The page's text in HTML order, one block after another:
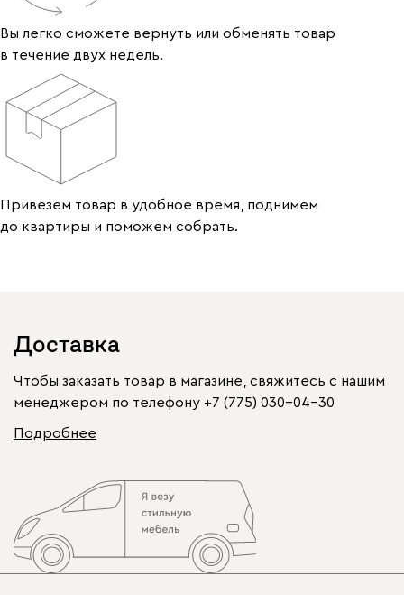
Вы легко сможете вернуть или обменять товар
в течение двух недель.
Привезем товар в удобное время, поднимем
до квартиры и поможем собрать.
Доставка
Чтобы заказать товар в магазине, свяжитесь с нашим
менеджером по телефону +7 (775) 030-04-30
Подробнее